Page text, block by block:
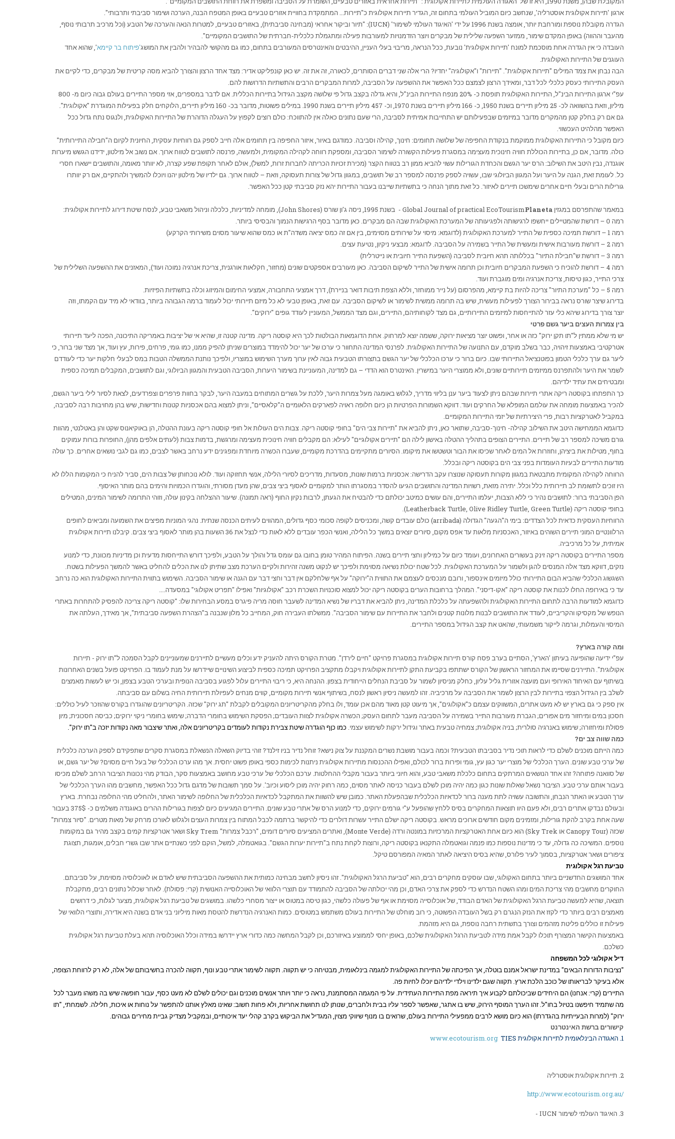
ארגון 'תיירות אקולוגית אוסטרליה', שנחשב כיום המוביל העולמי בתחום זה, הגדיר תיירות אקולוגית כ"תיירות... המתמקדת בחוויית אזורים טבעיים באופן המטפח הבנה, הערכה ושימור סביבתי ותרבותי".
הגדרה מקובלת נוספת ומורחבת יותר, אומצה בשנת 1996 על ידי 'האיגוד העולמי לשימור' (
IUCN): "תיור וביקור אחראי (מבחינה סביבתית), באזורים טבעיים, למטרות הנאה והערכה של הטבע (וכל מרכיב תרבותי נוסף,
מהעבר וההווה) באופן המקדם שימור, ממזער השפעה שלילית של מבקרים ויוצר הזדמנויות למעורבות פעילה ומתגמלת כלכלית-חברתית של התושבים המקומיים".
העובדה כי אין הגדרה אחת מוסכמת למונח 'תיירות אקולוגית' נובעת, ככל הנראה, מריבוי בעלי העניין, ההיבטים והאינטרסים המעורבים בתחום, כמו גם מהקושי להבהיר ולהבין את המושג'פיתוח בר קיימא', שהוא אחד
העוגנים של התיירות האקולוגית.
הבה נבחן את צמד המילים "תיירות אקולוגית". "תיירות" ו"אקולוגיה" יחדיו? הרי אלה שני דברים הסותרים, לכאורה, זה את זה. יש כאן קונפליקט אדיר: מצד אחד הרצון והצורך להביא מסה קריטית של מבקרים, כדי לקיים את
העסק התיירותי כעסק כלכלי לכל דבר, ומאידך הרצון לצמצם ככל האפשר את ההשפעה על הסביבה, למרות המבקרים הרבים והתשתיות הדרושות להם.
עפ"י ארגון התיירות הבינ"ל, התיירות האקולוגית תופסת כ- 20% מנפח התיירות הבינ"ל, והיא גדלה בקצב גדול פי שלושה מקצב הגידול בתיירות הכללית. אם לדבר במספרים, אזי מספר התיירים בעולם גבוה כיום מ- 800
מיליון, וזאת בהשוואה לכ- 25 מיליון תיירים בשנת 1950, כ- 166 מיליון תיירים בשנת 1970, וכ- 457 מיליון תיירים בשנת 1990. במילים פשוטות, מדובר בכ- 160 מיליון תיירים, הלוקחים חלק בפעילות המוגדרת "אקולוגית".
גם אם רק בחלק קטן מהמקרים מדובר במיזמים שבפעילותם יש התחייבות אמיתית לסביבה, הרי שעם נתונים כאלה אין להתווכח: כולם רוצים לקפוץ על העגלה הדוהרת של התיירות האקולוגית, ולנגוס נתח גדול ככל
האפשר מהלהיט העכשווי.
כיום מקובל כי התיירות האקולוגית ממוקמת בנקודת החפיפה של שלושה תחומים: חינוך, קהילה וסביבה. כמודגם באיור, איזור החפיפה בין תחומים אלה חייב לספק גם רווחיות עסקית, החיונית לקיום ה"חבילה התיירותית"
כולה. מדובר, אם כן, בתיירות הכוללת חוויה חינוכית מעצימה במסגרת פעילות הקשורה לשימור הסביבה, ומספקת רווחה לקהילה המקומית, ולמעשה, פרנסה לתושבים לטווח ארוך. אם נשוב אל מילטון, ידידנו הגשש מיערות
אוגנדה, נבין היטב את השילוב: הרס יער הגשם והכחדת הגורילות עשוי להביא ממון רב בטווח הקצר (מכירת זכויות הכריתה לחברות זרות, למשל), אולם לאחר תקופת שפע קצרה, לא יוותר מאומה, והתושבים יישארו חסרי
כל. לעומת זאת, הגנה על היער ועל המגוון הביולוגי שבו, עשויה לספק פרנסה למספר רב של תושבים, במגוון גדול של צורות תעסוקה, וזאת – לטווח ארוך. גם ילדיו של מילטון יהנו ויוכלו להמשיך ולהתקיים, אם רק יוותרו
גורילות הרים ובעלי חיים אחרים שימשכו תיירים לאיזור. כל זאת מתוך הנחה כי בתשתיות שייבנו בעבור התיירות יהא נזק סביבתי קטן ככל האפשר.
במאמר שהתפרסם במגזין Planeta
- Global Journal of practical EcoTourism בשנת 1995, ניסה ג'ון שורס ( John Shores), מומחה למדיניות, כלכלה וניהול משאבי טבע, לנסח שיטת דירוג לתיירות אקולוגית:
רמה 0 – דורשת שהמטיילים ייחשפו לרגישותה ולפגיעותה של המערכת האקולוגית שבה הם מבקרים. כאן מדובר בסף הרגישות הנמוך והבסיסי ביותר.
רמה 1 – דורשת תמיכה כספית של התייר למערכת האקולוגית (לדוגמא: מיסוי על שירותים מסוימים, בין אם זה כמס יציאה משדה"ת או כמס שהוא שיעור מסוים משירותי הקרקע)
רמה 2 – דורשת מעורבות אישית ומעשית של התייר בשמירה על הסביבה. לדוגמא: מבצעי ניקיון, נטיעת עצים.
רמה 3 – דורשת ש"חבילת התיור" בכללותה תהא חיובית לסביבה (השפעת התייר חיובית או נייטרלית)
רמה 4 – דורשת להוכיח כי השפעת המבקרים חיובית וכן תרומה אישית של התייר לשיקום הסביבה. כאן מעורבים אספקטים שונים (מחזור, חקלאות אורגנית, צריכת אנרגיה נמוכה ועוד), המאזנים את ההשפעה השלילית של
צרכי התייר, כגון טיסות, צריכת אנרגיה ומים מוגברת ועוד.
רמה 5 – כל "מערכת התיור" צריכה להיות בת קיימא, מהפרסום (על נייר ממוחזר, וללא הצפת תיבות דואר בניירת), דרך אמצעי התחבורה, אמצעי החימום והמיזוג וכלה בתשתיות הפיזיות.
בדירוג שיצר שורס נראה בבירור הצורך לפעילות מעשית, שיש בה תרומה ממשית לשימור או לשיקום הסביבה. עם זאת, באופן טבעי לא כל מיזם תיירותי יכול לעמוד ברמה הגבוהה ביותר, בוודאי לא מיד עם הקמתו, וזה
יוצר צורך בדירוג שיהא כלי עזר להתייחסות למיזמים התיירותיים, גם מצד לקוחותיהם, התיירים, וגם מצד הממשל, המעוניין לעודד גופים "ירוקים".
בין צמרות העצים ביער גשם פרטי
יש מי שלא ממתין ל"תו תקן ירוק" כזה או אחר, ופשוט יוצר מציאות ירוקה, ששמה יוצא למרחוק. אחת הדוגמאות הבולטות לכך היא קוסטה ריקה. מדינה קטנה זו, שהיא אי של יציבות באמריקה התיכונה, הפכה ליעד תיירותי
אטרקטיבי באמצעות זיהויה, כבר בשלב מוקדם, עם התנועה של התיירות האקולוגית. לפרנסי המדינה התחוור כי ערכו של יער יכול להימדד במוצרים שניתן להפיק ממנו, כמו גומי, פרחים, פירות, עץ ועוד, אך מצד שני ברור, כי
ליער גם ערך כלכלי הטמון בפוטנציאל התיירותי שבו. כיום ברור כי ערכו הכלכלי של יער הגשם בתצורתו הטבעית גבוה לאין ערוך מערך השימוש במוצריו, ולפיכך נותנת הממשלה הטבות במס לבעלי חלקות יער כדי לעודדם
לשמר את היער ולהתפרנס ממיזמים תיירותיים שונים, ולא ממוצרי היער במישרין. האינטרס הוא הדדי – גם למדינה, המעוניינת בשימור היערות, הסביבה הטבעית והמגוון הביולוגי, וגם לתושבים, המקבלים תמיכה כספית
ומבטיחים את עתיד ילדיהם.
כך התפתחו בקוסטה ריקה אתרי תיירות שבהם ניתן לצעוד ביער ענן בליווי מדריך, לגלוש באומגה מעל צמרות היער, ללכת על גשרים המתוחים במעבה היער, לבקר בחוות פרפרים וצפרדעים, לצאת לסיור לילי ביער הגשם,
להכיר באמצעות מומחה את עולמם המופלא של החרקים ועוד. דווקא השמורות הפרטיות הן כיום חלופה ראויה לפארקים הלאומיים ה"קלאסיים", וניתן למצוא בהם אכסניות קטנות וחדישות, שיש בהן מחויבות רבה לסביבה,
במקביל לאטרקציות רבות, פרי היצירתיות של יזמי התיירות המקומיים.
כדוגמא הממחישה היטב את השילוב קהילה- חינוך-סביבה, שתואר כאן, ניתן להביא את "תיירות צבי הים" בחופי קוסטה ריקה. צבות הים העולות אל חופי קוסטה ריקה בעונת ההטלה, הן באוקיאנוס שקט והן באטלנטי, מהוות
גורם משיכה למספר רב של תיירים. התיירים הצופים בתהליך ההטלה באישון לילה הם "תיירים אקולוגיים" לעילא: הם מקבלים חוויה חינוכית מעצימה ומרגשת, בדמות צבות (לעתים אלפים מהן), החופרות בורות עמוקים
בחוף, מטילות את ביציהן, וחוזרות אל המים לאחר שכיסו את הבור וטשטשו את מיקומו. הסיורים מתקיימים בהדרכת מקומיים, שעברו הכשרה מיוחדת ומפגינים ידע נרחב באשר לצבים, כמו גם לגבי נושאים אחרים. כך עולה
מודעות התיירים לבעיות העומדות בפני צבי הים בקוסטה ריקה ובכלל.
הרווחה לקהילה המקומית מתבטאת במגוון מקורות תעסוקה שנוצרו עקב הדרישה: אכסניות ברמות שונות, מסעדות, מדריכים לסיורי הלילה, אנשי תחזוקה ועוד. לולא נוכחותן של צבות הים, סביר להניח כי המקומות הללו לא
היו זוכים לתשומת לב תיירותית כלל וכלל. יתירה מזאת, רשויות המדינה והתושבים הגיעו להסדר במסגרתו הותר למקומיים לאסוף ביצי צבים, שהן מעדן מסורתי, והוגדרו הכמויות והימים בהם מותר האיסוף.
הפן הסביבתי ברור: לתושבים נהיר כי ללא הצבות, יעלמו התיירים, והם עושים כמיטב יכולתם כדי להבטיח את הגעתן, לרבות נקיון החוף (ראה תמונה). שיעור ההצלחה בקינון עולה, וזוהי התרומה לשימור המינים, המטילים
בחופי קוסטה ריקה (Leatherback Turtle, Olive Ridley Turtle, Green Turtle
).
הרווחיות העסקית כדאית לכל הצדדים: בימי ה"הגעה" הגדולה (arribada) כולם עובדים קשה, ומכניסים לקופה סכומי כסף גדולים, המהווים לעיתים הכנסה שנתית. נהגי המוניות מפיצים את השמועה ומביאים לחופים
הרלוונטיים המוני תיירים השוהים באיזור, האכסניות מלאות עד אפס מקום, סיורים יוצאים במשך כל הלילה, ואנשי הכפר עובדים ללא לאות כדי לנצל את 36 השעות בהן מותר לאסוף ביצי צבים. קיבלנו תיירות אקולוגית
אמיתית, על כל מרכיביה.
מספר התיירים בקוסטה ריקה זינק בעשורים האחרונים, ועומד כיום על כמיליון וחצי תיירים בשנה. הפיתוח המהיר טומן בחובו גם עומס גדל והולך על הטבע, ולפיכך דורש התייחסות מדעית וכן מדיניות מכוונת, כדי למנוע
נזקים, דווקא מצד אלה המנסים להגן ולשמור על המערכת האקולוגית. לכל שטח יכולת נשיאה מסוימת ולפיכך יש לנקוט משנה זהירות ולקיים הערכת מצב שתיתן לנו את הכלים להחליט באשר להמשך הפעילות בשטח.
השגשוג הכלכלי שהביא הבום התיירותי כולל מיזמים אינספור, ורובם מנכסים לעצמם את התווית ה"ירוקה" על אף שלחלקם אין דבר וחצי דבר עם הגנה או שימור הסביבה. השימוש בתווית התיירות האקולוגית הוא כה נרחב
עד כי באירופה החלו לכנות את קוסטה ריקה "אקו-דיסני". המהלך ברחובות הערים בקוסטה ריקה יכול למצוא סוכנויות השכרת רכב "אקולוגיות" ואפילו "תפריט אקולוגי" במסעדה....
כדוגמא למודעות הרבה לתחום התיירות האקולוגית ולהשפעתה על כלכלת המדינה, ניתן להביא את דבריו של נשיא המדינה לשעבר חוסה מריה פיגרס במסע הבחירות שלו: "קוסטה ריקה צריכה להפסיק להתחרות באתרי
הנופש של מקסיקו והקריביים, לעודד את התושבים לבנות מלונות קטנים ולחבר את התיירות עם שימור הסביבה". ממשלתו העבירה חוק, המחייב כל מלון שנבנה ב"הצהרת השפעה סביבתית", אך מאידך, העלתה את
המיסוי והעמלות, וגרמה לייקור משמעותי, שהאט את קצב הגידול במספר התיירים.
ומה קורה בארץ?
עפ"י ידיעה שהופיעה בעיתון 'הארץ', הסתיים בערב פסח קורס תיירות אקולוגית במסגרת פרויקט "חיים לירדן". מטרת הקורס היתה להעניק ידע וכלים מעשיים לתיירנים שמעוניינים לקבל הסמכה ל"תו ירוק - תיירות
אקולוגית". התיירנים שסיימו את המחזור הראשון של הקורס ישתתפו בקביעת התקן לתיירות אקולוגית ויקבלו מתקציב הפרויקט תמיכה כספית לביצוע השינויים שיידרשו על מנת לעמוד בו. הפרויקט פועל בשנים האחרונות
בשיתוף עם האיחוד האירופי ועם מועצה אזורית גליל עליון, כחלק מניסיון לשמור על סביבת הנחלים הייחודית בצפון. ההנחה היא, כי ריבוי התיירים עלול לפגוע בסביבה הנופית ובערכי הטבע בצפון, וכי יש לעשות מאמצים
לשלב בין הגידול הצפוי בתיירות לבין הרצון לשמר את הסביבה על מרכיביה. זהו למעשה ניסיון ראשון לנסח, בשיתוף אנשי תיירות מקומיים, קווים מנחים לעפיולת תיירותית החיה בשלום עם סביבתה.
אין ספק כי גם בארץ יש לא מעט אתרים, המשווקים עצמם כ"אקולוגים", אך מיעוט קטן מאוד מהם אכן עומד, ולו בחלק מהקריטריונים המקובלים לקבלת "תג ירוק" שכזה. הקריטריונים שהוגדרו בקורס שהוזכר לעיל כוללים:
חסכון במים ומיחזור מים אפורים; הגברת מעורבות התייר בשמירה על הסביבה מעבר לתחום העסק; הכשרה אקולוגית לצוות העובדים; הפסקת השימוש בחומרי הדברה; שימוש בחומרי ניקוי ירוקים; כביסה חסכונית; מיון
פסולת ומיחזורה; שימוש באנרגיה סולרית; בניה אקולוגית; צמחיה טבעית באתר וגידול ירקות לשימוש עצמי. כמו כןף הוגדרה שיטת צבירת נקודות לעומדים בקריטריונים אלה, ואתר שיצבור מאה נקודות יזכה ב"תו ירוק".
כמה שווה צב ים?
כמה הייתם מוכנים לשלם כדי לראות תוכי נדיר בסביבתו הטבעית? וכמה בעבור מושבת נשרים המקננת על צוק נישא? זוחל נדיר בניו זילנד? זוהי בדיוק השאלה הנשאלת במסגרת סקרים שתפקידם לספק הערכה כלכלית
של ערכי טבע שונים. הערך הכלכלי של מוצרי יער כגון עץ, גומי ופירות ברור לכולם, ואפילו ההכנסות מתיירות אקולוגית ניתנות לכימות כספי באופן פשוט יחסית. אך מהו ערכו הכלכלי של בעל חיים מסוים? של יער גשם, או
של סוואנה פתוחה? זהו אחד הנושאים המרתקים בתחום כלכלת משאבי טבע, והוא חיוני ביותר בעבור מקבלי ההחלטות. ערכם הכלכלי של ערכי טבע מחושב באמצעות סקר, הבודק מהי נכונות הציבור הרחב לשלם מכיסו
בעבור אותם ערכי טבע. הציבור נשאל שאלות שונות כגון כמה יהיה מוכן לשלם בעבור כניסה לאתר מסוים, כמה רחוק יהיה מוכן ליסוע וכיוב'. על סמך תשובות של מדגם גדול ככל האפשר, מחשבים מהו הערך הכלכלי של
ערך הטבע או האתר הנבחן, והתשובה עשויה לתת מענה ברור לכדאיות הכלכלית שבהפעלת האתר. כמובן שיש להשוות את המתקבל לכדאיות הכלכלית של החלופה לשימור האתר, ולהחליט מהי החלופה נבחרת. בארץ
ובעולם נבדקו אתרים רבים, ולא פעם היוו תוצאות המחקרים בסיס ללחץ שהופעל ע"י גורמים ירוקים, כדי למנוע הרס של אתרי טבע שונים. התיירים המגיעים כיום לצפות בגורילות ההרים באוגנדה משלמים כ- 375$ בעבור
שעה אחת בקרב להקת גורילות, ומזמינים מקום חודשים ארוכים מראש. בקוסטה ריקה ישלם התייר עשרות דולרים כדי להיקשר ברתמה לכבל המתוח בין צמרות העצים ולגלוש לאורכו מרחק של מאות מטרים. "סיור צמרות"
שכזה (Canopy Tourאו Sky Trek) הוא כיום אחת האטרקציות המרכזיות במונטה ורדה (Monte Verde), ואתרים המציעים סיורים דומים, "רכבל צמרות" Sky Tremושאר אטרקציות קמים בקצב מהיר גם במקומות
נוספים. המשיכה כה גדולה, עד כי מדינות נוספות כמו פנמה וגואטמלה התקנאו בקוסטה ריקה, ורוצות לקחת נתח ב"תיירות יערות הגשם". בגואטמלה, למשל, הוקם לפני כשנתיים אתר שבו גשרי חבלים, אומגות, תצוגת
ציפורים ושאר אטרקציות, בסמוך לעיר פלורס, שהיא בסיס היציאה לאתר המאיה המפורסם טיקל.
טביעת רגל אקולוגית
אחד המושגים החדשניים ביותר בתחום האקולוגי, שבו עוסקים מחקרים רבים, הוא "טביעת הרגל האקולוגית". זהו ניסיון לחשב מבחינה כמותית את ההשפעה הסביבתית שיש לאדם או לאוכלוסיה מסוימת, על סביבתם.
החוקרים מחשבים מהי צריכת המים ומהו השטח הנדרש כדי לספק את צרכי האדם, וכן מהי יכולתה של הסביבה להתמודד עם תוצרי הלוואי של האוכלוסייה האנושית (קרי: פסולת). לאחר שכלול נתונים רבים, מתקבלת
תוצאה, שהיא למעשה טביעת הרגל האקולוגית של האדם הבודד, של אוכלוסייה מסוימת או אף של פעולה כלשהי, כגון טיסה במטוס או ייצור מסחרי כלשהו. במושגים של טביעת רגל אקולוגית, מצער לגלות, כי דרושים
מאמצים רבים ביותר כדי לקזז את הנזק הנגרם רק בשל העובדה הפשוטה, כי רוב מוחלט של התיירות בעולם משתמש במטוסים. כמות האנרגיה הנדרשת להטסת מאות מיליוני בני אדם בשנה היא אדירה, ותוצרי הלוואי של
פעילות זו כוללים פליטת מזהמים וצורך בתשתית רחבה נוספת, גם היא מזהמת.
באמצעות הקישור המצורף תוכלו לקבל אמת מידה לטביעת הרגל האקולוגית שלכם, באופן יחסי לממוצע באיזורכם, וכן לקבל המחשה כמה כדורי ארץ יידרשו במידה וכלל האוכלוסיה תהא בעלת טביעת רגל אקולוגית
כשלכם.
דיל אקולוגי לכל המשפחה
"נציבות הדורות הבאים" במדינת ישראל אמנם בוטלה, אך הפיכתה של התיירות האקולוגית למגמה בינלאומית, מבטיחה כי יש תקווה. תקווה לשימור אתרי טבע ונוף, תקווה להכרה בחשיבותם של אלה, לא רק לרווחת הצופה,
אלא בעיקר לבריאותו של כוכב הלכת ארץ. תקווה שגם ילדינו וילדי ילדיהם יוכלו לחיות פה.
התיירים (קרי: אנחנו) הם היחידים שביכולתם לקבוע איך תיראה מפת התיירות העתידית. על פי המגמה המסתמנת, נראה כי יותר ויותר אנשים מוכנים וגם יכולים לשלם לא מעט כסף, עבור חופשה שיש בה משהו מעבר לכל
מה שתמיד חיפשנו בטיול בחו"ל. זהו הערך המוסף הירוק, שיש בו אתגר, שאפשר לספר עליו בבית ולחברים, שנותן לנו תחושת אחריות, ולא פחות חשוב: שאינו מאלץ אותנו להתפשר על נוחות או איכות, חלילה. לשמחתי, "תו
ירוק" (למרות הבעייתיות בהגדרתו) הוא כיום מושא לרבים ממפעילי התיירות בעולם, שרואים בו מנוף שיווקי מצוין, המגדיל את הביקוש בקרב קהלי יעד איכותיים, ובמקביל מצדיק גביית מחירים גבוהים.
קישורים ברשת האינטרנט
1. האגודה הבינלאומית לתיירות אקולוגית
TIES
www.ecotourism.org
2. תיירות אקולוגית אוסטרליה
http://www.ecotourism.org.au/
3. האיגוד העולמי לשימור IUCN
-